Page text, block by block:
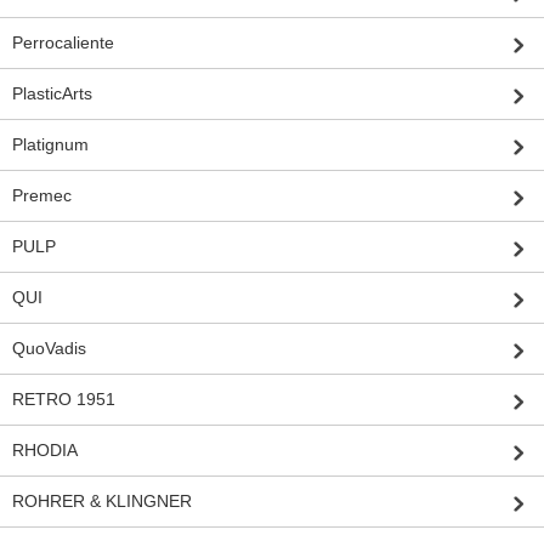
Perrocaliente
PlasticArts
Platignum
Premec
PULP
QUI
QuoVadis
RETRO 1951
RHODIA
ROHRER & KLINGNER